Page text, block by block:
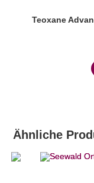
Teoxane
Ähnliche